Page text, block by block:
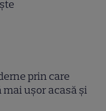
prin care
ușor acasă și